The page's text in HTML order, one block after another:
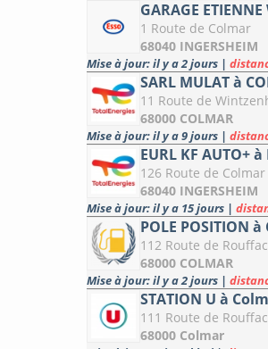
GARAGE
1 Route de Colmar
68040 INGERSHEIM
Mise à jour: il y a 2 jours |
SARL MULAT à
11 Route de
68000 COLMAR
Mise à jour: il y a 9 jours |
EURL KF AUTO+ à
126 Route de Colmar
68040 INGERSHEIM
Mise à jour: il y a 15 jours |
POLE POSITION à
112 Route de
68000 COLMAR
Mise à jour: il y a 2 jours |
STATION U à
111 Route de
68000 Colmar